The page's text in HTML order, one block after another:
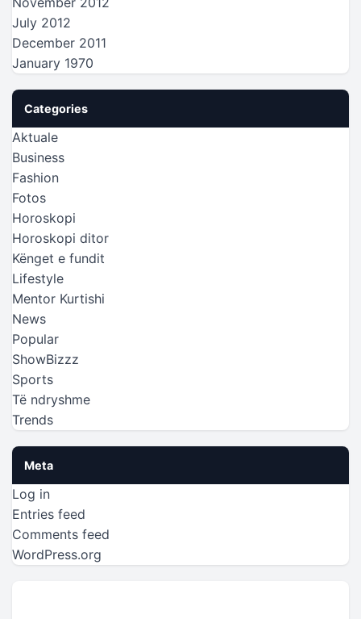
July 2012
December 2011
January 1970
Categories
Aktuale
Business
Fashion
Fotos
Horoskopi
Horoskopi ditor
Kënget e fundit
Lifestyle
Mentor Kurtishi
News
Popular
ShowBizzz
Sports
Të ndryshme
Trends
Meta
Log in
Entries feed
Comments feed
WordPress.org